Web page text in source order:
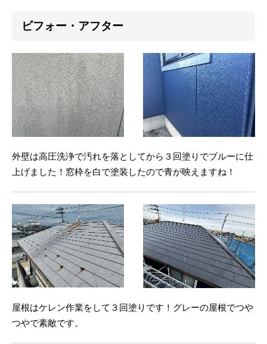
ビフォー・アフター
外壁は高圧洗浄で汚れを落としてから３回塗りでブルーに仕
上げました！窓枠を白で塗装したので青が映えますね！
屋根はケレン作業をして３回塗りです！グレーの屋根でつや
つやで素敵です。